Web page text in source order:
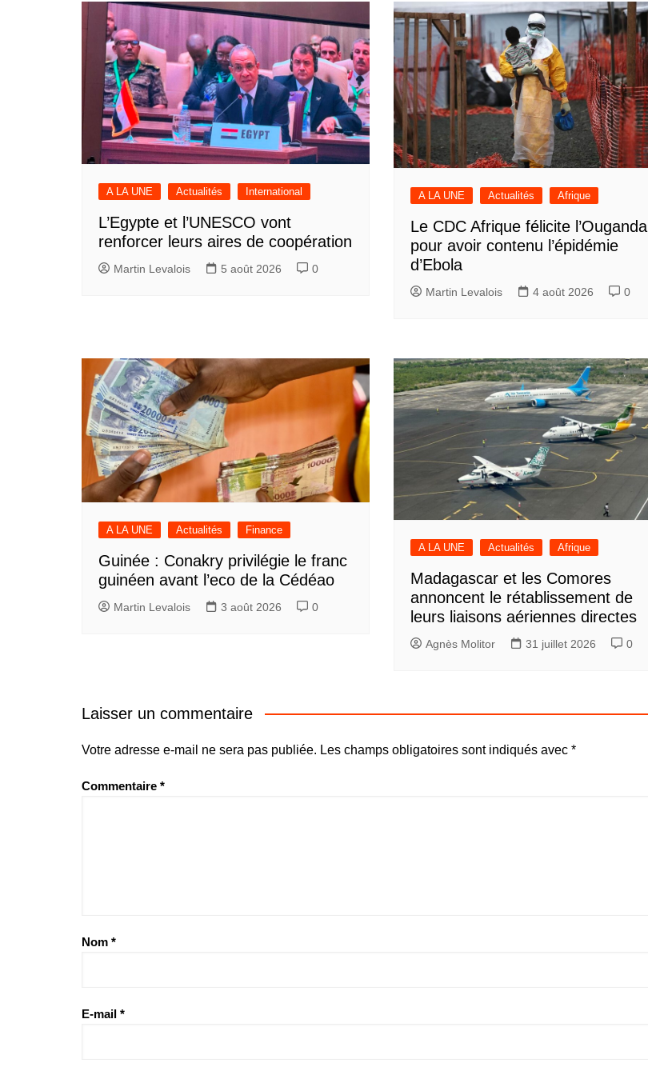
l’article
A LA UNE Actualités International
L’Egypte et l’UNESCO vont
renforcer leurs aires de coopération
Martin Levalois 5 août 2026 0
A LA UNE Actualités Afrique
Le CDC Afrique félicite l’Ouganda
pour avoir contenu l’épidémie
d’Ebola
Martin Levalois 4 août 2026 0
A LA UNE Actualités Finance
Guinée : Conakry privilégie le franc
guinéen avant l’eco de la Cédéao
Martin Levalois 3 août 2026 0
A LA UNE Actualités Afrique
Madagascar et les Comores
annoncent le rétablissement de
leurs liaisons aériennes directes
Agnès Molitor 31 juillet 2026 0
Laisser un commentaire
Votre adresse e-mail ne sera pas publiée. Les champs obligatoires sont indiqués avec *
Commentaire *
Nom *
E-mail *